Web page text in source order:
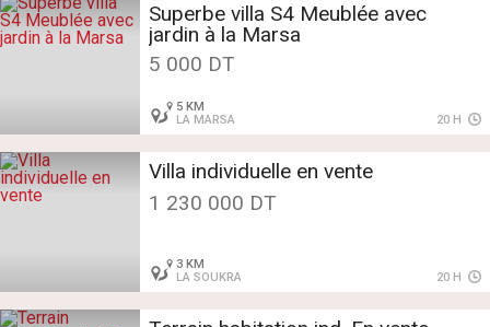
Superbe villa S4 Meublée avec
jardin à la Marsa
5 000 DT
5 KM
LA MARSA
20 H
Villa individuelle en vente
1 230 000 DT
3 KM
LA SOUKRA
20 H